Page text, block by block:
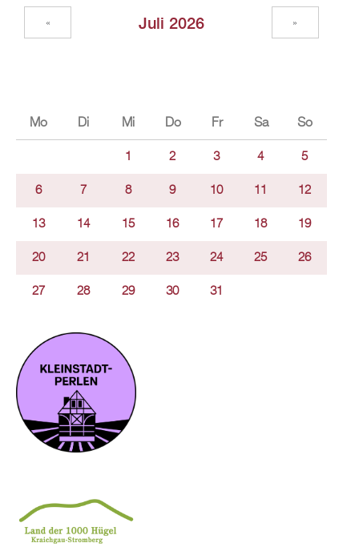
Juli 2026
« »
Mo Di Mi Do Fr Sa So
1 2 3 4 5
6 7 8 9 10 11 12
13 14 15 16 17 18 19
20 21 22 23 24 25 26
27 28 29 30 31